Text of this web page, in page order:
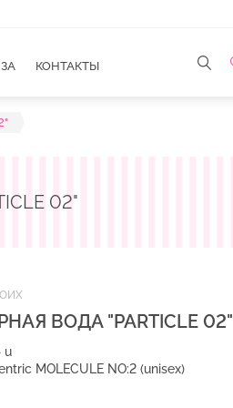
КОНТАКТЫ
02"
ВОДА "PARTICLE 02"
u
MOLECULE NO:2 (unisex)